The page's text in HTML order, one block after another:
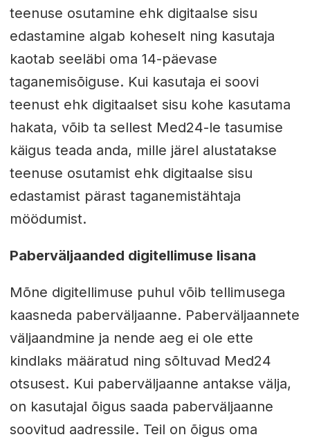
teenuse osutamine ehk digitaalse sisu
edastamine algab koheselt ning kasutaja
kaotab seeläbi oma 14-päevase
taganemisõiguse. Kui kasutaja ei soovi
teenust ehk digitaalset sisu kohe kasutama
hakata, võib ta sellest Med24-le tasumise
käigus teada anda, mille järel alustatakse
teenuse osutamist ehk digitaalse sisu
edastamist pärast taganemistähtaja
möödumist.
Paberväljaanded digitellimuse lisana
Mõne digitellimuse puhul võib tellimusega
kaasneda paberväljaanne. Paberväljaannete
väljaandmine ja nende aeg ei ole ette
kindlaks määratud ning sõltuvad Med24
otsusest. Kui paberväljaanne antakse välja,
on kasutajal õigus saada paberväljaanne
soovitud aadressile. Teil on õigus oma